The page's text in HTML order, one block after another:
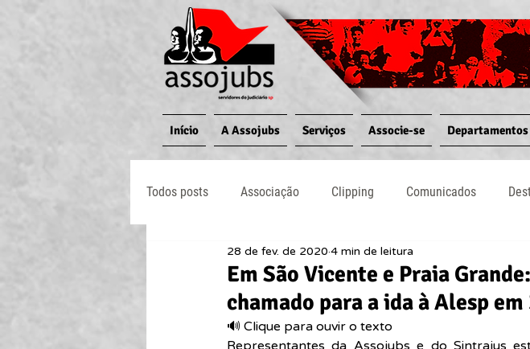
Início A Assojubs Serviços Associe-se Departamentos
Todos posts Associação Clipping Comunicados
Jornal O Processo Judiciário Notícias
Em São Vicente e Praia
chamado para a ida à Alesp
28 de fev. de 2020 4 min de leitura
🔊 Clique para ouvir o texto
Representantes da Assojubs e do Sintrajus